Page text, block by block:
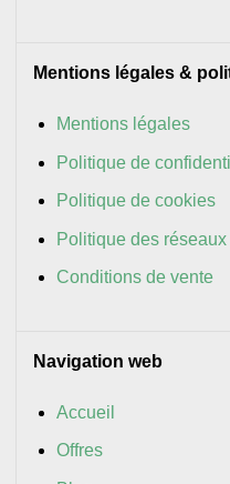
Mentions légales &
Mentions légales
Politique de
Politique de cookies
Politique des
Conditions de vente
Navigation web
Accueil
Offres